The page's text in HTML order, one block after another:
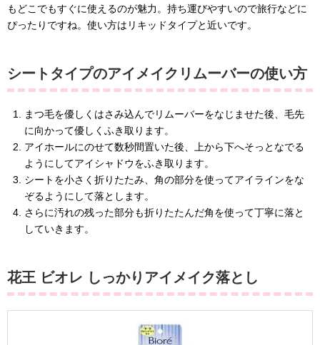
もどこでもすぐに使えるのが魅力。持ち運びやすいので旅行などに
ぴったりですね。使い方はリキッドタイプと近いです。
シートタイプのアイメイクリムーバーの使い方
まつ毛を優しくはさみ込んでリムーバーをなじませた後、毛先
に向かって優しくふき取ります。
アイホールにのせて数秒間置いた後、上から下へそっとなでる
ようにしてアイシャドウをふき取ります。
シートを小さく折りたたみ、角の部分を使ってアイラインをな
ぞるようにして落とします。
さらに汚れの残った部分も折りたたんだ角を使って丁寧に落と
していきます。
花王 ビオレ しっかりアイメイク落とし